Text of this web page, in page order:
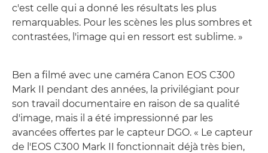
c'est celle qui a donné les résultats les plus
remarquables. Pour les scènes les plus sombres et
contrastées, l'image qui en ressort est sublime. »
Ben a filmé avec une caméra Canon EOS C300
Mark II pendant des années, la privilégiant pour
son travail documentaire en raison de sa qualité
d'image, mais il a été impressionné par les
avancées offertes par le capteur DGO. « Le capteur
de l'EOS C300 Mark II fonctionnait déjà très bien,